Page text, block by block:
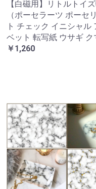
【白磁用】リトルトイ
（ポーセラーツ ポーセ
ト チェック イニシャル
ベット 転写紙 ウサギ ク
￥1,260